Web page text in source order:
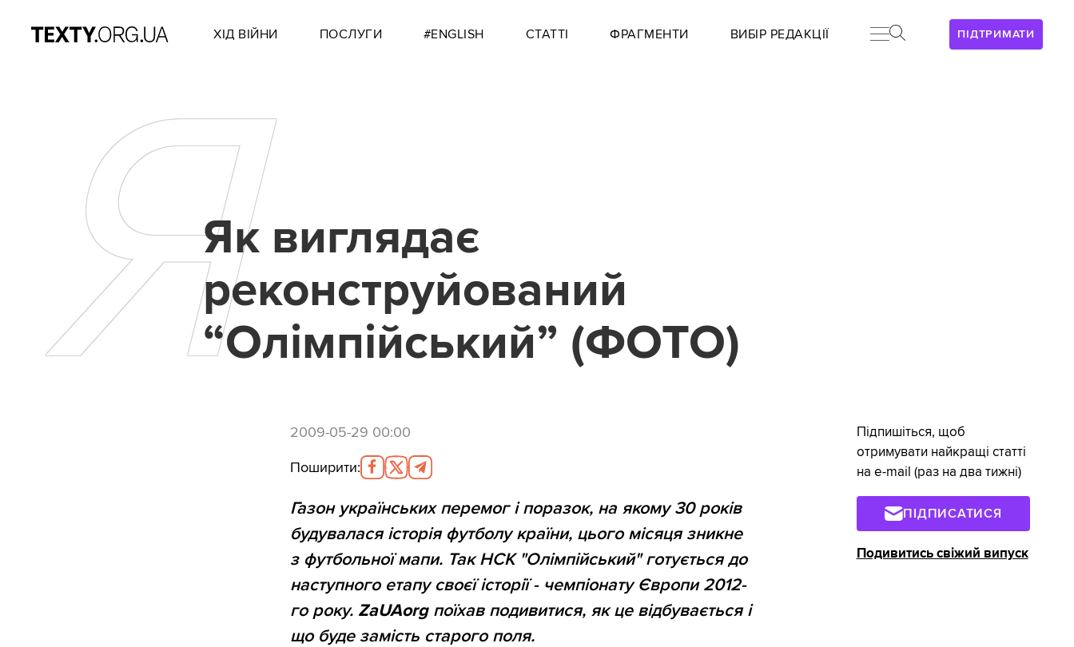
ПІДТРИМАТИ
ХІД ВІЙНИ ПОСЛУГИ #ENGLISH СТАТТІ ФРАГМЕНТИ ВИБІР РЕДАКЦІЇ
ЯЯк виглядає
реконструйований
“Олімпійський” (ФОТО)
2009-05-29 00:00
Поширити:
Газон українських перемог і поразок, на якому 30 років
будувалася історія футболу країни, цього місяця зникне
з футбольної мапи. Так НСК "Олімпійський" готується до
наступного етапу своєї історії - чемпіонату Європи 2012-
го року. ZaUAorgпоїхав подивитися, як це відбувається і
що буде замість старого поля.
Підпишіться, щоб
отримувати найкращі статті
на e-mail (раз на два тижні)
ПІДПИСАТИСЯ
Подивитись свіжий випуск